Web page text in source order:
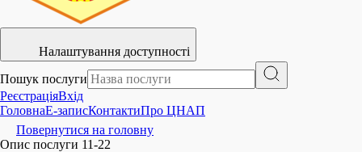
Налаштування доступності
Пошук послуги
РеєстраціяВхід
ГоловнаE-записКонтактиПро ЦНАП
Повернутися на головну
Опис послуги 11-22